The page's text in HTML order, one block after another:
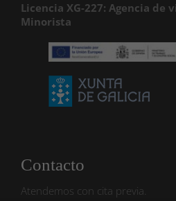
Licencia XG-227: Agencia de
Minorista
Contacto
Atendemos con cita previa.